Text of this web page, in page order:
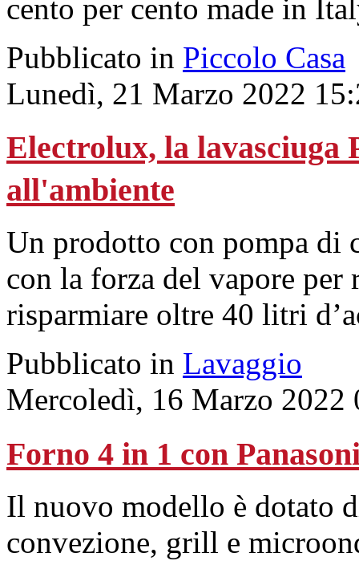
cento per cento made in
Pubblicato in Piccolo Casa
Lunedì, 21 Marzo 2022
Electrolux, la lavasciuga
all'ambiente
Un prodotto con pompa di
con la forza del vapore
risparmiare oltre 40 litri
Pubblicato in Lavaggio
Mercoledì, 16 Marzo 2022
Forno 4 in 1 con
Il nuovo modello è dotato
convezione, grill e